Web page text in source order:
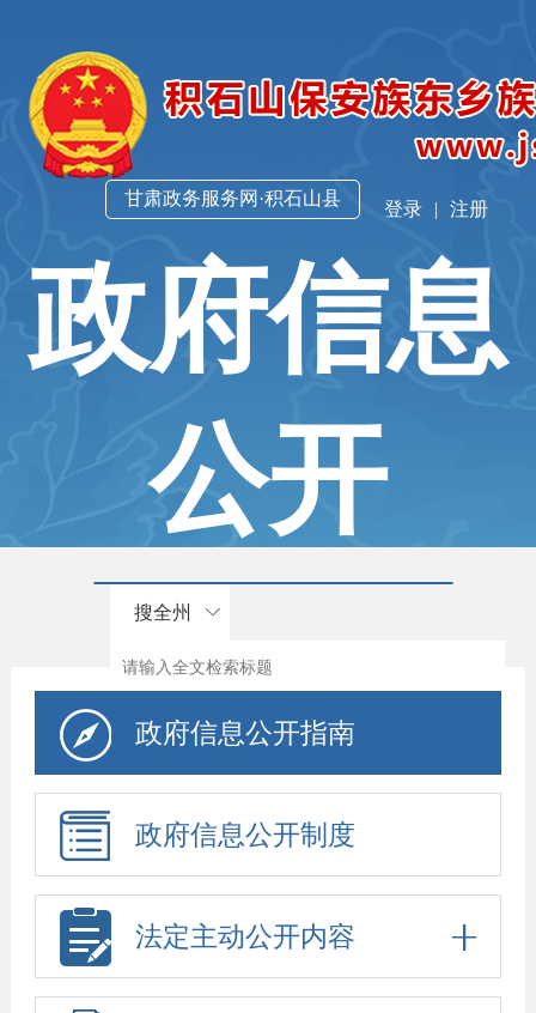
登录 | 注册
甘肃政务服务网·积石山县
政府信息
公开
搜全州
政府信息公开指南
政府信息公开制度
法定主动公开内容